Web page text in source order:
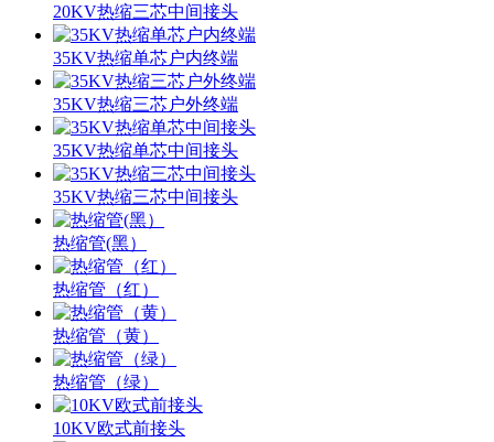
20KV热缩三芯中间接头
35KV热缩单芯户内终端
35KV热缩三芯户外终端
35KV热缩单芯中间接头
35KV热缩三芯中间接头
热缩管(黑）
热缩管（红）
热缩管（黄）
热缩管（绿）
10KV欧式前接头